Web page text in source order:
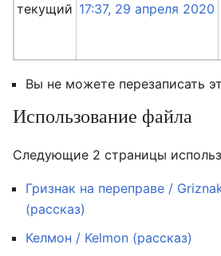
текущий 17:37, 29 апреля 2020
Вы не можете перезаписать
Использование файла
Следующие 2 страницы
Гризнак на переправе /
(рассказ)
Келмон / Kelmon (рассказ)